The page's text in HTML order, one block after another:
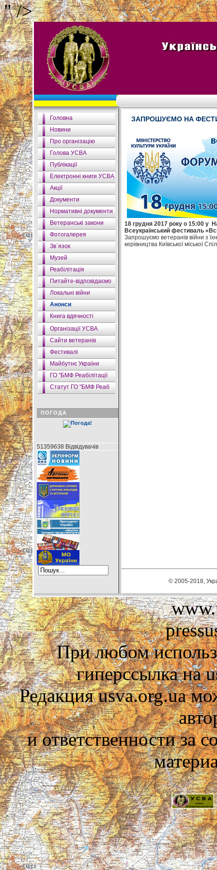
" />
Головна
Новини
Про організацію
Голова УСВА
Публікації
Електронні книги УСВА
Акції
Документи
Нормативні документи
Ветеранські закони
Фотогалерея
Зв`язок
Музей
Реабілітація
Питайте-відповідаємо
Локальні війни
Анонси
Книга вдячності
Організації УСВА
Сайти ветеранів
Фестивалі
Майбутнє України
ГО "БМФ Реабілітації
Статут ГО "БМФ Реаб
ПОГОДА
51359638 Відвідувачів
ЗАПРОШУЄМО НА
18 грудня 2017 року о 15:00 у
Всеукраїнський фестиваль
Запрошуємо ветеранів війни з
керівництва Київської міської
© 2005-2018,
При любом
гиперссылка на
Редакция usva.org.ua
и ответственности за